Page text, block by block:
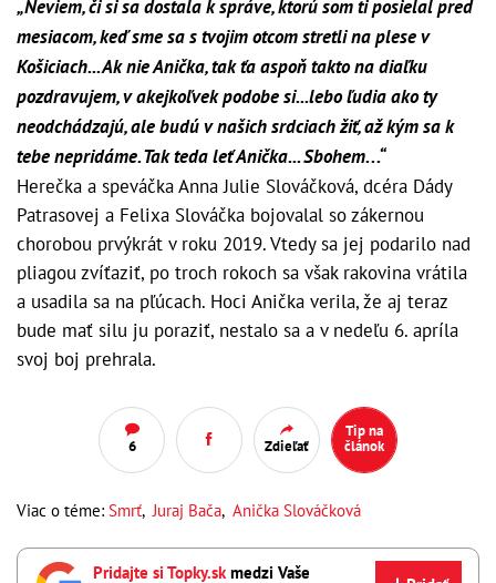
„Neviem, či si sa dostala k správe, ktorú som ti posielal pred
mesiacom, keď sme sa s tvojim otcom stretli na plese v
Košiciach... Ak nie Anička, tak ťa aspoň takto na diaľku
pozdravujem, v akejkoľvek podobe si...lebo ľudia ako ty
neodchádzajú, ale budú v našich srdciach žiť, až kým sa k
tebe nepridáme. Tak teda leť Anička... Sbohem. . .“
Herečka a speváčka Anna Julie Slováčková, dcéra Dády
Patrasovej a Felixa Slováčka bojovalal so zákernou
chorobou prvýkrát v roku 2019. Vtedy sa jej podarilo nad
pliagou zvíťaziť, po troch rokoch sa však rakovina vrátila
a usadila sa na pľúcach. Hoci Anička verila, že aj teraz
bude mať silu ju poraziť, nestalo sa a v nedeľu 6. apríla
svoj boj prehrala.
6 Zdieľať
Tip na
článok
Viac o téme: Smrť,Juraj Bača, Anička Slováčková
Pridajte si Topky.skmedzi Vaše